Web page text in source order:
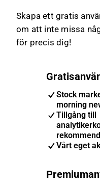
Skapa ett gratis
om att inte missa
för precis dig!
Stock
morning
Tillgång till
Vårt eget